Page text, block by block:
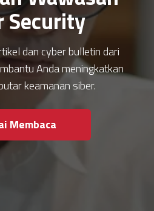
Security
dan cyber bulletin dari
Anda meningkatkan
keamanan siber.
Membaca